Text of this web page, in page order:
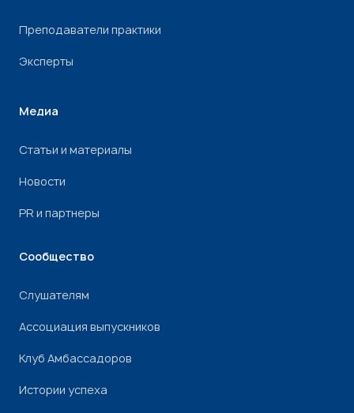
Преподаватели практики
Эксперты
Медиа
Статьи и материалы
Новости
PR и партнеры
Сообщество
Слушателям
Ассоциация выпускников
Клуб Амбассадоров
Истории успеха